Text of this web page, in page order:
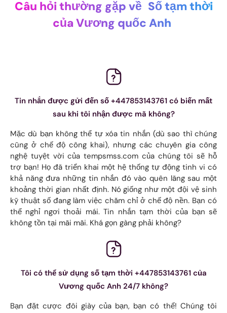
Câu hỏi thường gặp về Số tạm thời
của Vương quốc Anh
Tin nhắn được gửi đến số +447853143761 có biến mất
sau khi tôi nhận được mã không?
Mặc dù bạn không thể tự xóa tin nhắn (dù sao thì chúng
cũng ở chế độ công khai), nhưng các chuyên gia công
nghệ tuyệt vời của tempsmss.com của chúng tôi sẽ hỗ
trợ bạn! Họ đã triển khai một hệ thống tự động tinh vi có
khả năng đưa những tin nhắn đó vào quên lãng sau một
khoảng thời gian nhất định. Nó giống như một đội vệ sinh
kỹ thuật số đang làm việc chăm chỉ ở chế độ nền. Bạn có
thể nghỉ ngơi thoải mái. Tin nhắn tạm thời của bạn sẽ
không tồn tại mãi mãi. Khá gọn gàng phải không?
Tôi có thể sử dụng số tạm thời +447853143761 của
Vương quốc Anh 24/7 không?
Bạn đặt cược đôi giày của bạn, bạn có thể! Chúng tôi